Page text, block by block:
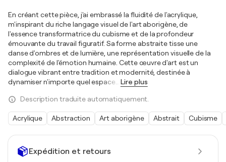
Expédition et retours
En créant cette pièce, j'ai embrassé la fluidité de l'acrylique,
m'inspirant du riche langage visuel de l'art aborigène, de
l'essence transformatrice du cubisme et de la profondeur
émouvante du travail figuratif. Sa forme abstraite tisse une
danse d'ombres et de lumière, une représentation visuelle de la
complexité de l'émotion humaine. Cette œuvre d'art est un
dialogue vibrant entre tradition et modernité, destinée à
dynamiser n'importe quel espace
Lire plus
Description traduite automatiquement.
Acrylique Abstraction Art aborigène Abstrait Cubisme